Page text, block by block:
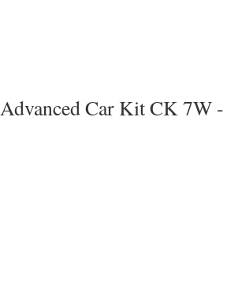
Advanced Car Kit CK 7W -